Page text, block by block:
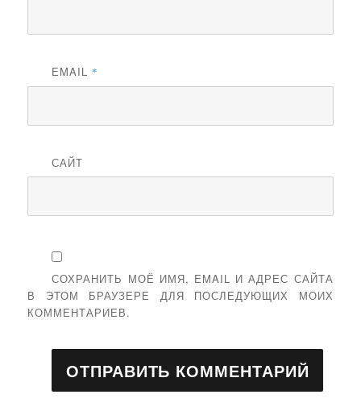
EMAIL *
САЙТ
СОХРАНИТЬ МОЁ ИМЯ, EMAIL И АДРЕС САЙТА
В ЭТОМ БРАУЗЕРЕ ДЛЯ ПОСЛЕДУЮЩИХ МОИХ
КОММЕНТАРИЕВ.